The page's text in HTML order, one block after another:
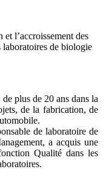
l’accroissement des
laboratoires de biologie
plus de 20 ans dans la
de la fabrication, de
de laboratoire de
a acquis une
Qualité dans les